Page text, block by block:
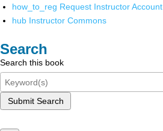
how_to_reg Request Instructor Account
hub Instructor Commons
Search
Search this book
Submit Search